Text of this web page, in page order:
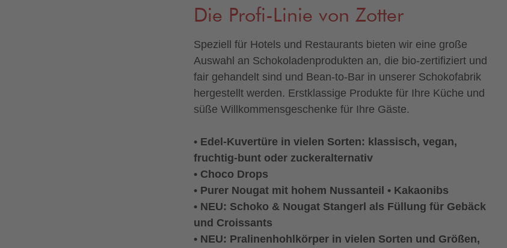
Die Profi-Linie von Zotter
Speziell für Hotels und Restaurants bieten wir eine große
Auswahl an Schokoladenprodukten an, die bio-zertifiziert und
fair gehandelt sind und Bean-to-Bar in unserer Schokofabrik
hergestellt werden. Erstklassige Produkte für Ihre Küche und
süße Willkommensgeschenke für Ihre Gäste.
• Edel-Kuvertüre in vielen Sorten: klassisch, vegan,
fruchtig-bunt oder zuckeralternativ
• Choco Drops
• Purer Nougat mit hohem Nussanteil • Kakaonibs
• NEU: Schoko & Nougat Stangerl als Füllung für Gebäck
und Croissants
• NEU: Pralinenhohlkörper in vielen Sorten und Größen,